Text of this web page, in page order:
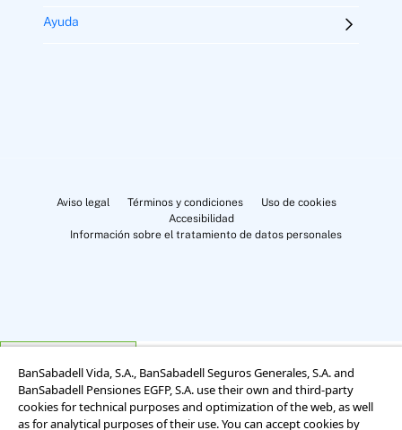
Ayuda
Aviso legal Términos y condiciones
Uso de cookies
Accesibilidad
Información sobre el tratamiento de datos personales
BanSabadell Vida, S.A., BanSabadell Seguros Generales, S.A. and
BanSabadell Pensiones EGFP, S.A. use their own and third-party
cookies for technical purposes and optimization of the web, as well
as for analytical purposes of their use. You can accept cookies by